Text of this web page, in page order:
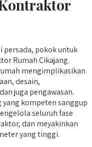
persada, pokok untuk
Rumah Cikajang.
mengimplikasikan
desain,
juga pengawasan.
kompeten sanggup
seluruh fase
dan meyakinkan
yang tinggi.